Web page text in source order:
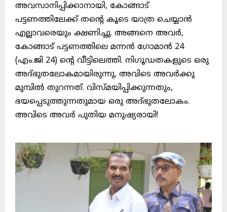
അവസാനിപ്പിക്കാനായി, കോങ്ങാട്
പട്ടണത്തിലേക്ക് തൻ്റെ കൂടെ യാത്ര ചെയ്യാൻ
എല്ലാവരെയും ക്ഷണിച്ചു. അങ്ങനെ അവർ,
കോങ്ങാട് പട്ടണത്തിലെ മന്നൻ ഗോമാൻ 24
(എം.ജി 24) ൻ്റെ വീട്ടിലെത്തി. നിഗൂഡതകളുടെ ഒരു
അദ്ഭുതലോകമായിരുന്നു, അവിടെ അവർക്കു
മുമ്പിൽ തുറന്നത്. വിസ്മയിപ്പിക്കുന്നതും,
ഭയപ്പെടുത്തുന്നതുമായ ഒരു അദ്ഭുതലോകം.
അവിടെ അവർ പുതിയ മനുഷ്യരായി!